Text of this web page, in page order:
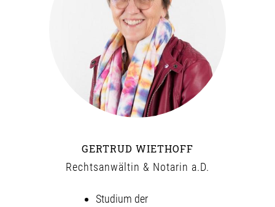
GERTRUD WIETHOFF
Rechtsanwältin & Notarin a.D.
Studium der